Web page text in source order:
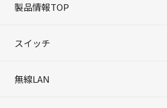
製品情報TOP
スイッチ
無線LAN